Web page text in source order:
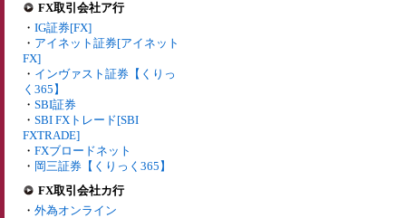
FX取引会社ア行
・ IG証券[FX]
・ アイネット証券[アイネット
FX]
・ インヴァスト証券【くりっ
く365】
・ SBI証券
・ SBI FXトレード[SBI
FXTRADE]
・ FXブロードネット
・ 岡三証券【くりっく365】
FX取引会社カ行
・ 外為オンライン